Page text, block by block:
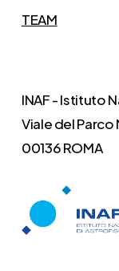
TEAM
INAF - Istituto
Viale del Parco
00136 ROMA